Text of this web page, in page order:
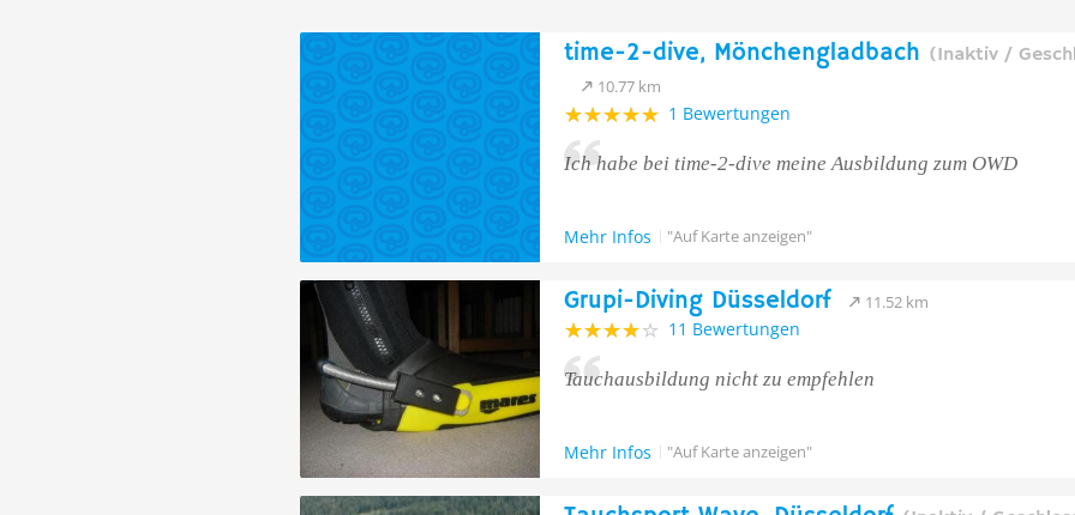
time-2-dive, Mönchengladbach (Inaktiv /
10.77 km
1 Bewertungen
Ich habe bei time-2-dive meine Ausbildung zum OWD
Mehr Infos "Auf Karte anzeigen"
Grupi-Diving Düsseldorf 11.52 km
11 Bewertungen
Tauchausbildung nicht zu empfehlen
Mehr Infos "Auf Karte anzeigen"